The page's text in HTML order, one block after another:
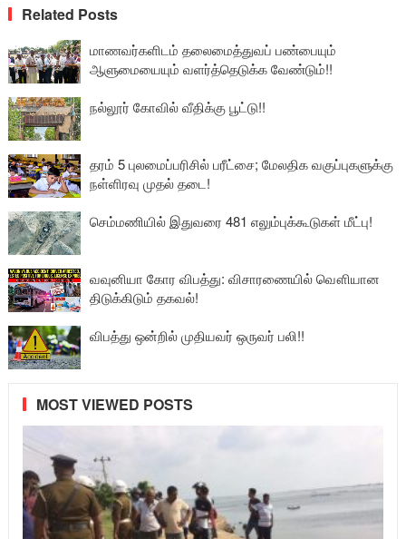
Related Posts
மாணவர்களிடம் தலைமைத்துவப் பண்பையும்
ஆளுமையையும் வளர்த்தெடுக்க வேண்டும்!!
நல்லூர் கோவில் வீதிக்கு பூட்டு!!
தரம் 5 புலமைப்பரிசில் பரீட்சை; மேலதிக வகுப்புகளுக்கு
நள்ளிரவு முதல் தடை!
செம்மணியில் இதுவரை 481 எலும்புக்கூடுகள் மீட்பு!
வவுனியா கோர விபத்து: விசாரணையில் வௌியான
திடுக்கிடும் தகவல்!
விபத்து ஒன்றில் முதியவர் ஒருவர் பலி!!
MOST VIEWED POSTS